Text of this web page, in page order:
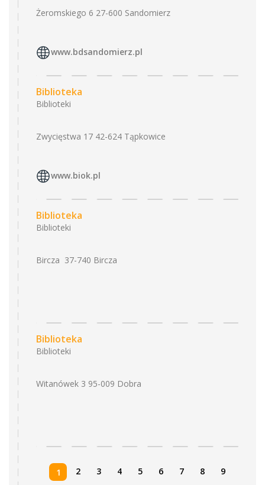
Żeromskiego 6 27-600 Sandomierz
www.bdsandomierz.pl
Biblioteka
Biblioteki
Zwycięstwa 17 42-624 Tąpkowice
www.biok.pl
Biblioteka
Biblioteki
Bircza 37-740 Bircza
Biblioteka
Biblioteki
Witanówek 3 95-009 Dobra
1 2 3 4 5 6 7 8 9